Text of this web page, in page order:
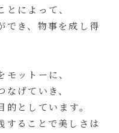
によって、
でき、物事を成し得
ットーに、
げていき、
としています。
することで美しさは